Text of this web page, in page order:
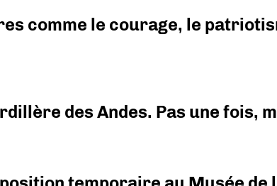
comme le courage, le
des Andes. Pas une fois,